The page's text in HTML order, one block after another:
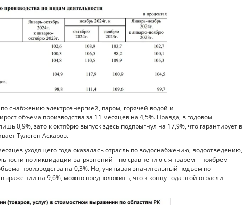
снабжению электроэнергией, паром, горячей водой и
объема производства за 11 месяцев на 4,5%. Правда, в годовом
0,9%, зато к октябрю выпуск здесь подпрыгнул на 17,9%, что гарантирует в
Тулеген Аскаров.
уходящего года оказалась отрасль по водоснабжению, водоотведению,
по ликвидации загрязнений – по сравнению с январем – ноябрем
производства на 0,3%. Но, учитывая значительный подъем по
на 9,6%, можно предположить, что к концу года этой отрасли